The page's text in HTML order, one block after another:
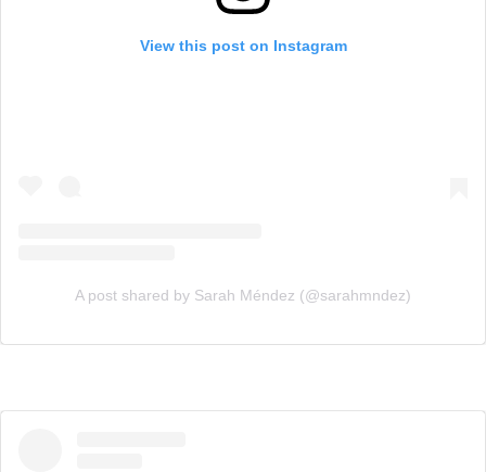
View this post on Instagram
A post shared by Sarah Méndez (@sarahmndez)